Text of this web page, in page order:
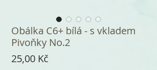
Obálka C6+ bílá - s vkladem
Pivoňky No.2
25,00 Kč